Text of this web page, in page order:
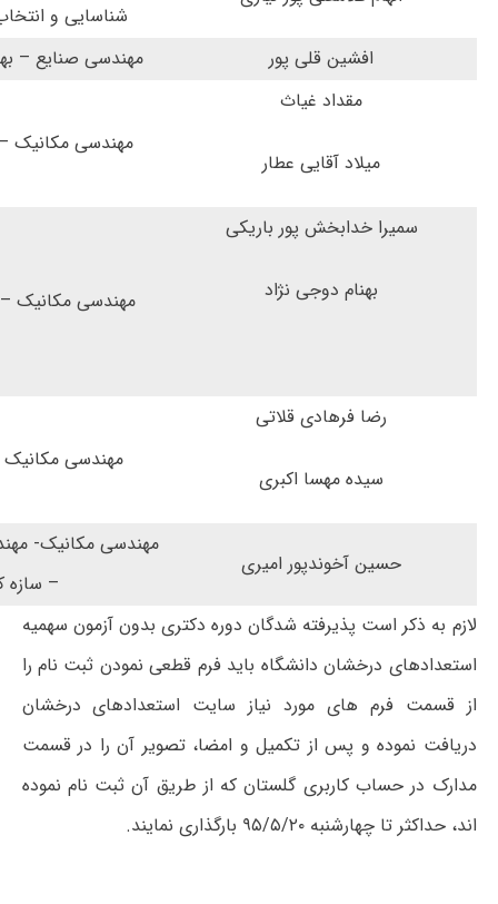
شناسایی و
افشین قلی پور
مهندسی صنایع –
مقداد غیاث
میلاد آقایی عطار
مهندسی مکانیک
سمیرا خدابخش پور باریکی
بهنام دوجی نژاد مهندسی مکانیک
رضا فرهادی قلاتی
سیده مهسا اکبری
مهندسی مکانیک
حسین آخوندپور امیری
مهندسی مکانیک-
–
لازم به ذکر است پذیرفته شدگان دوره دکتری بدون آزمون سهمیه
استعدادهای درخشان دانشگاه باید فرم قطعی نمودن ثبت نام را
از قسمت فرم های مورد نیاز سایت استعدادهای درخشان
دریافت نموده و پس از تکمیل و امضا، تصویر آن را در قسمت
مدارک در حساب کاربری گلستان که از طریق آن ثبت نام نموده
اند، حداکثر تا چهارشنبه ۹۵/۵/۲۰ بارگذاری نمایند.